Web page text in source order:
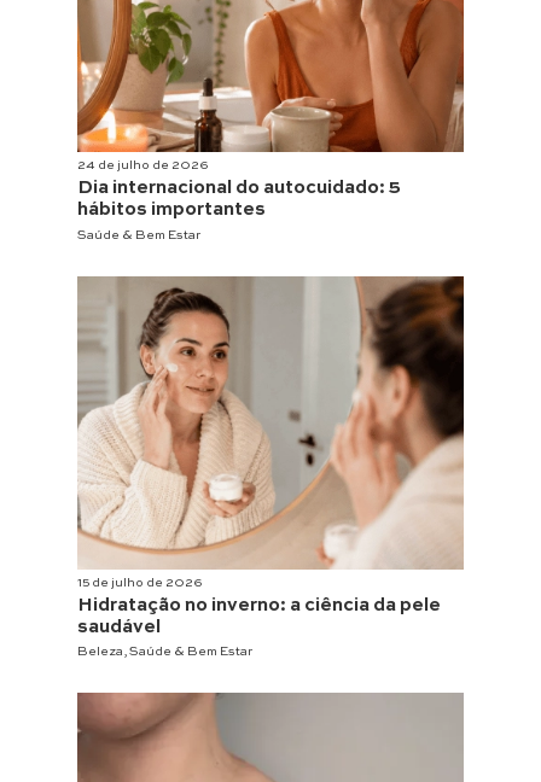
24 de julho de 2026
Dia internacional do autocuidado: 5
hábitos importantes
Saúde & Bem Estar
15 de julho de 2026
Hidratação no inverno: a ciência da pele
saudável
Beleza Saúde & Bem Estar